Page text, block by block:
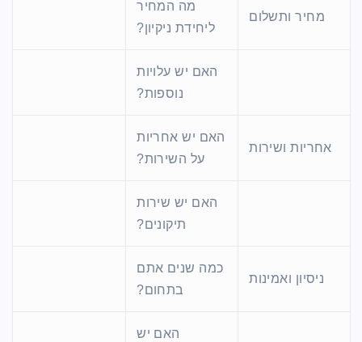
מחיר ותשלום
מה המחיר
ליחידת ניקיון?
האם יש עלויות
נוספות?
אחריות ושירות
האם יש אחריות
על השירות?
האם יש שירות
תיקונים?
ניסיון ואמינות
כמה שנים אתם
בתחום?
האם יש